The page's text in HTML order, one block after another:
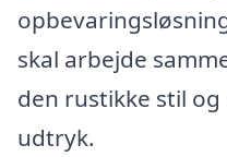
skal arbejde
den rustikke stil
udtryk.